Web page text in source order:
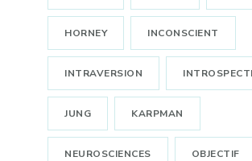
HORNEY INCONSCIENT
INTRAVERSION
JUNG KARPMAN
NEUROSCIENCES OBJECTIF